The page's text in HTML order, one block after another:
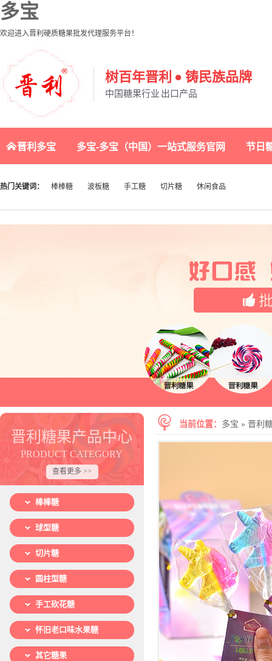
多宝
欢迎进入晋利硬质糖果批发代理服务平台！
树百年晋利 ● 铸民族品牌
中国糖果行业 出口产品
晋利多宝 多宝-多宝（中国）一站式服务官网 节日
联系晋利
热门关键词： 棒棒糖 波板糖 手工糖 切片糖 休闲食品
当前位置： 多宝 » 晋利
晋利糖果产品中心
PRODUCT CATEGORY
查看更多 >>
棒棒糖
球型糖
切片糖
圆柱型糖
手工砍花糖
怀旧老口味水果糖
其它糖果